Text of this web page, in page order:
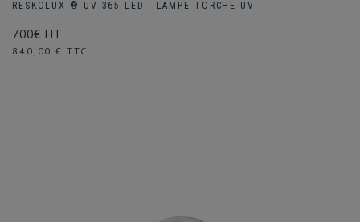
RESKOLUX ® UV 365 LED - LAMPE TORCHE UV
700€ HT
Prix
840,00 € TTC